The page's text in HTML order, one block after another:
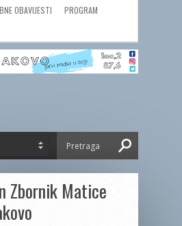
OBAVIJESTI
PROGRAM
Zbornik Matice